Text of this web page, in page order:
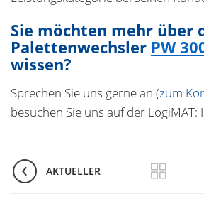
Sie möchten mehr über
Palettenwechsler PW
wissen?
Sprechen Sie uns gerne an (zum
besuchen Sie uns auf der LogiMAT:
AKTUELLER